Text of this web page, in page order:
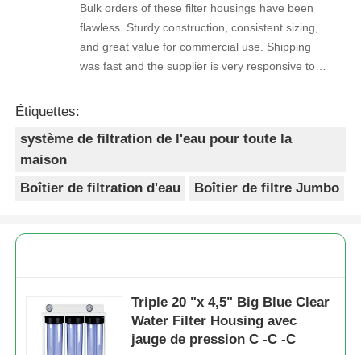
Bulk orders of these filter housings have been
flawless. Sturdy construction, consistent sizing,
and great value for commercial use. Shipping
was fast and the supplier is very responsive to
Étiquettes:
système de filtration de l'eau pour toute la
maison
Boîtier de filtration d'eau
Boîtier de filtre Jumbo
Triple 20 "x 4,5" Big Blue Clear
Water Filter Housing avec
jauge de pression C -C -C